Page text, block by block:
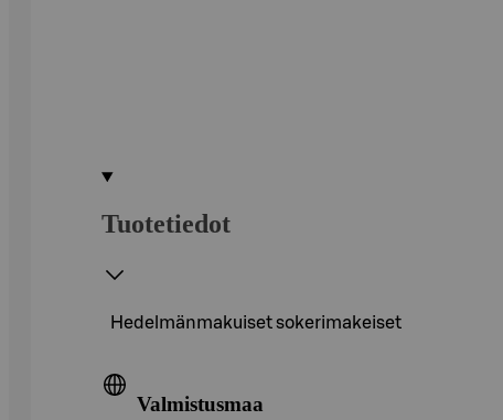
Tuotetiedot
Hedelmänmakuiset sokerimakeiset
Valmistusmaa